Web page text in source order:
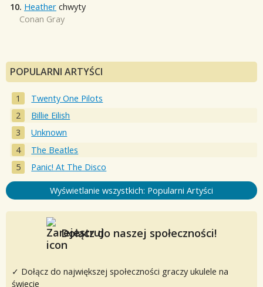
10. Heather chwyty
Conan Gray
POPULARNI ARTYŚCI
Twenty One Pilots
Billie Eilish
Unknown
The Beatles
Panic! At The Disco
Wyświetlanie wszystkich: Popularni Artyści
Dołącz do naszej społeczności!
✓ Dołącz do największej społeczności graczy ukulele na
świecie